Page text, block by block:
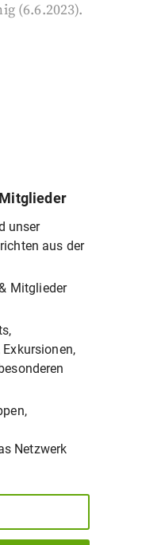
(6.6.2023).
unser
aus der
Mitglieder
Netzwerk